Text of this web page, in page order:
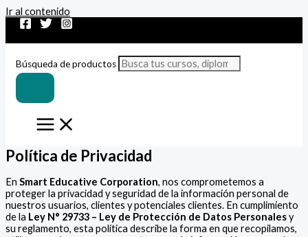
Ir al contenido
Búsqueda de productos
Política de Privacidad
En Smart Educative Corporation, nos comprometemos a
proteger la privacidad y seguridad de la información personal de
nuestros usuarios, clientes y potenciales clientes. En cumplimiento
de la Ley N° 29733 – Ley de Protección de Datos Personalesy
su reglamento, esta política describe la forma en que recopilamos,